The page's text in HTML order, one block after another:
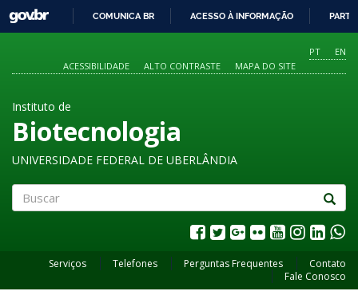
O
CONTEÚDO
GOVBR
COMUNICA BR ACESSO À INFORMAÇÃO
PT
EN
ACESSIBILIDADE
ALTO CONTRASTE MAPA DO SITE
Instituto de
Biotecnologia
UNIVERSIDADE FEDERAL DE UBERLÂNDIA
Serviços Telefones Perguntas Frequentes
Contato
Fale Conosco